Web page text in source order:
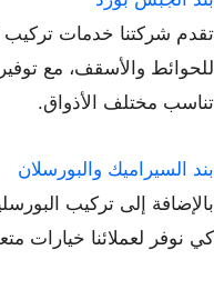
تقدم شركتنا خدمات
للحوائط والأسقف، مع
تناسب مختلف الأذواق.
بند السيراميك والبورسلان
بالإضافة إلى تركيب
كي نوفر لعملائنا خيارات